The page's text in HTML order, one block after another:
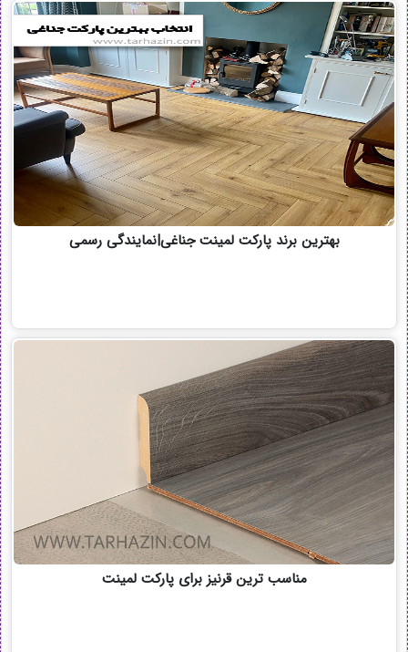
بهترین برند پارکت لمینت جناغی|نمایندگی رسمی
مناسب ترین قرنیز برای پارکت لمینت